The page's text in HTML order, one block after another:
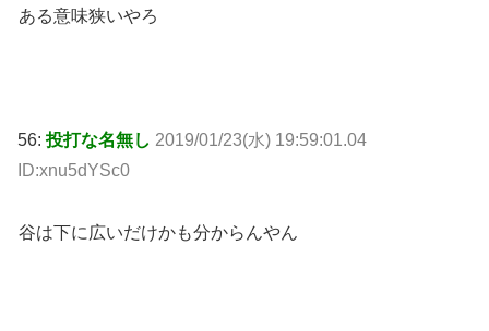
ある意味狭いやろ
56:投打な名無し 2019/01/23(水) 19:59:01.04
ID:xnu5dYSc0
谷は下に広いだけかも分からんやん